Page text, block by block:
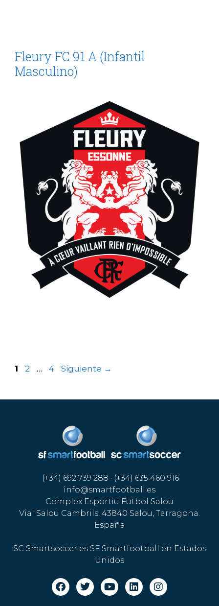
Fleury FC 91 A (Infantil
Masculino)
1 2 … 4 Siguiente →
(+34) 692 739 288 · (+34) 635 460 916
info@smartfootball.es
Complex Esportiu Futbol Salou
Vial Salou Cambrils, 43840 Salou, Tarragona.
España
SC Smartsoccer es SF Smartfootball en Estados
Unidos